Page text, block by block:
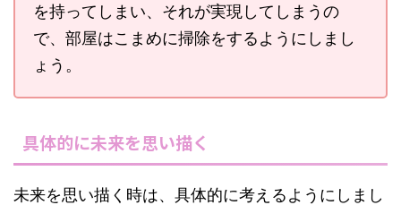
を持ってしまい、それが実現してしまうの
で、部屋はこまめに掃除をするようにしまし
ょう。
具体的に未来を思い描く
未来を思い描く時は、具体的に考えるようにしまし